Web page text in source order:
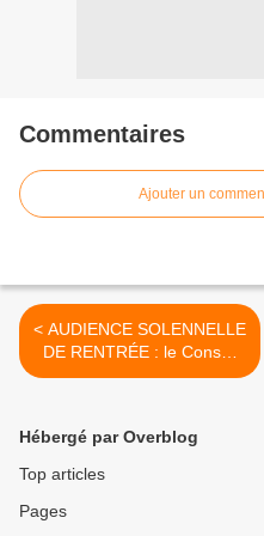
Commentaires
Ajouter un
< AUDIENCE SOLENNELLE
DE RENTRÉE : le Conseil
de Prud’hommes des
menace d’une nouvelle
Hébergé par Overblog
Top articles
Pages